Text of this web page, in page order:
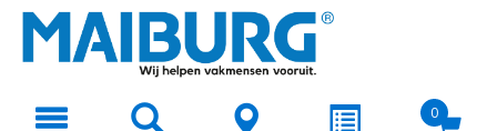
text.skipToNavigation
0